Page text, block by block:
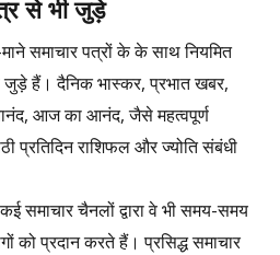
से भी जुड़े
समाचार पत्रों के के साथ नियमित
हैं। दैनिक भास्कर, प्रभात खबर,
आज का आनंद, जैसे महत्वपूर्ण
प्रतिदिन राशिफल और ज्योति संबंधी
समाचार चैनलों द्वारा वे भी समय-समय
को प्रदान करते हैं। प्रसिद्ध समाचार